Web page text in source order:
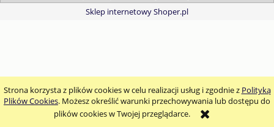
Strona korzysta z plików cookies w celu realizacji usług i zgodnie z Polityką
Plików Cookies. Możesz określić warunki przechowywania lub dostępu do
plików cookies w Twojej przeglądarce.
Sklep internetowy Shoper.pl